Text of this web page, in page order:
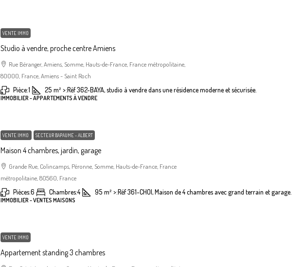
VENTE IMMO
Studio à vendre, proche centre Amiens
Rue Béranger, Amiens, Somme, Hauts-de-France, France métropolitaine,
80000, France, Amiens - Saint Roch
Pièce:1 25 m² >:Réf 362-BAYA, studio à vendre dans une résidence moderne et sécurisée.
IMMOBILIER - APPARTEMENTS À VENDRE
VENTE IMMO SECTEUR BAPAUME - ALBERT
Maison 4 chambres, jardin, garage
Grande Rue, Colincamps, Péronne, Somme, Hauts-de-France, France
métropolitaine, 80560, France
Pièces:6 Chambres:4 95 m² >:Réf 361-CHOI, Maison de 4 chambres avec grand terrain et garage.
IMMOBILIER - VENTES MAISONS
VENTE IMMO
Appartement standing 3 chambres